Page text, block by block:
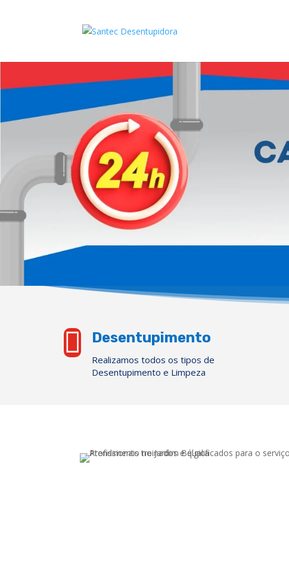
 Desentupimento
Realizamos todos os tipos de
Desentupimento e Limpeza